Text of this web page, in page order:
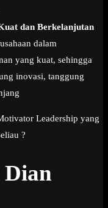
dan Berkelanjutan
dalam
yang kuat, sehingga
inovasi, tanggung
Leadership yang
?
Dian